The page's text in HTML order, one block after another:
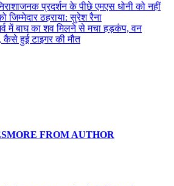
प्रदर्शन के पीछे एमएस धोनी को नहीं
ठहराया: सुरेश रैना
में बाघ का शव मिलने से मचा हड़कंप, वन
हुई टाइगर की मौत
MORE FROM AUTHOR